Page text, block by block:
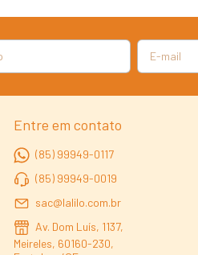
Entre em contato
(85) 99949-0117
(85) 99949-0019
sac@lalilo.com.br
Av. Dom Luís, 1137,
Meireles, 60160-230,